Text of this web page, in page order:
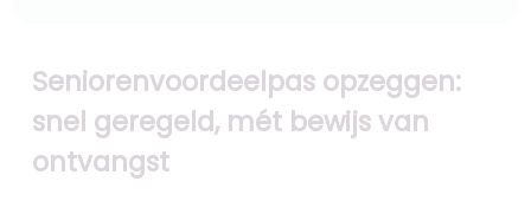
Seniorenvoordeelpas opzeggen:
snel geregeld, mét bewijs van
ontvangst